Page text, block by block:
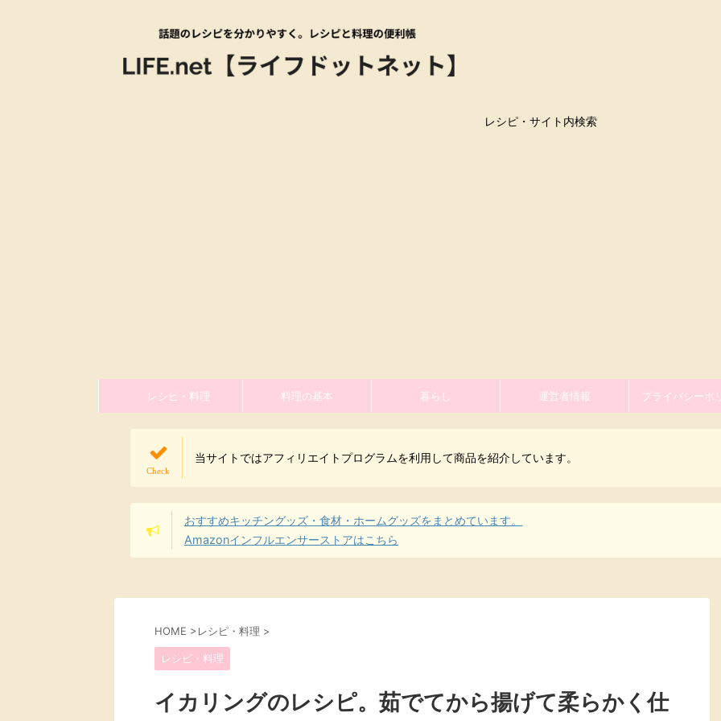
レシピ・サイト内検索
レシピ・料理 料理の基本 暮らし 運営者情報 プライバシーポ
当サイトではアフィリエイトプログラムを利用して商品を紹介しています。
おすすめキッチングッズ・食材・ホームグッズをまとめています。
Amazonインフルエンサーストアはこちら
HOME >レシピ・料理 >
レシピ・料理
イカリングのレシピ。茹でてから揚げて柔らかく仕